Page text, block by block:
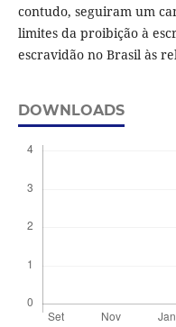
contudo, seguiram um
limites da proibição à
escravidão no Brasil às
DOWNLOADS